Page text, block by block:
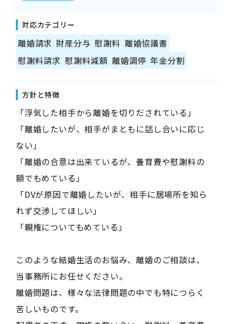
対応カテゴリー
離婚請求 財産分与 慰謝料 離婚協議書
慰謝料請求 慰謝料減額 離婚調停 年金分割
方針と特徴
「浮気した相手から離婚を切りだされている」
「離婚したいが、相手がまともに話し合いに応じ
ない」
「離婚の合意は出来ているが、養育費や慰謝料の
額でもめている」
「DVが原因で離婚したいが、相手に居場所を知ら
れず交渉してほしい」
「親権についてもめている」
このような結婚生活のお悩み、離婚のご相談は、
当事務所にお任せください。
離婚問題は、様々な法律問題の中でも特につらく
苦しいものです。